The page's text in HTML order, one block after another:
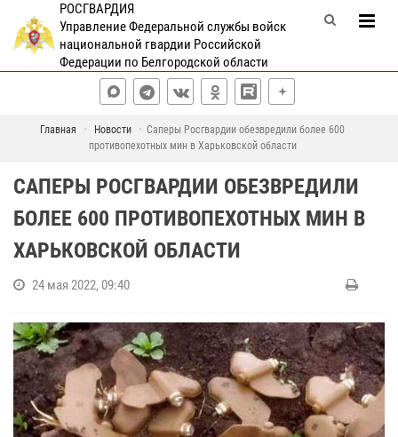
РОСГВАРДИЯ
Управление Федеральной службы войск
национальной гвардии Российской
Федерации по Белгородской области
Главная Новости
Саперы Росгвардии обезвредили более 600
противопехотных мин в Харьковской области
САПЕРЫ РОСГВАРДИИ ОБЕЗВРЕДИЛИ
БОЛЕЕ 600 ПРОТИВОПЕХОТНЫХ МИН В
ХАРЬКОВСКОЙ ОБЛАСТИ
24 мая 2022, 09:40